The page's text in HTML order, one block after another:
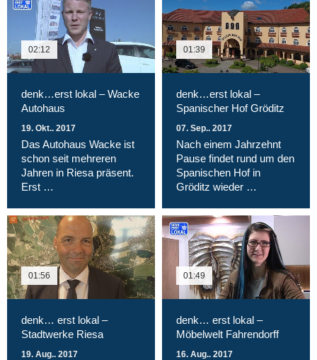
02:12
denk…erst lokal – Wacke
Autohaus
19. Okt.. 2017
Das Autohaus Wacke ist
schon seit mehreren
Jahren in Riesa präsent.
Erst …
01:39
denk…erst lokal –
Spanischer Hof Gröditz
07. Sep.. 2017
Nach einem Jahrzehnt
Pause findet rund um den
Spanischen Hof in
Gröditz wieder …
01:56
denk… erst lokal –
Stadtwerke Riesa
19. Aug.. 2017
01:49
denk… erst lokal –
Möbelwelt Fahrendorff
16. Aug.. 2017